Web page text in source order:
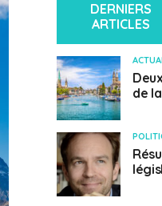
DERNIERS
ARTICLES
de